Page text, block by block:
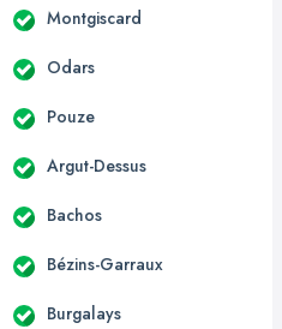
Montgiscard
Odars
Pouze
Argut-Dessus
Bachos
Bézins-Garraux
Burgalays